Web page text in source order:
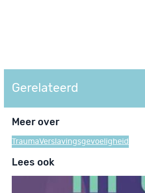
Gerelateerd
Meer over
TraumaVerslavingsgevoeligheid
Lees ook